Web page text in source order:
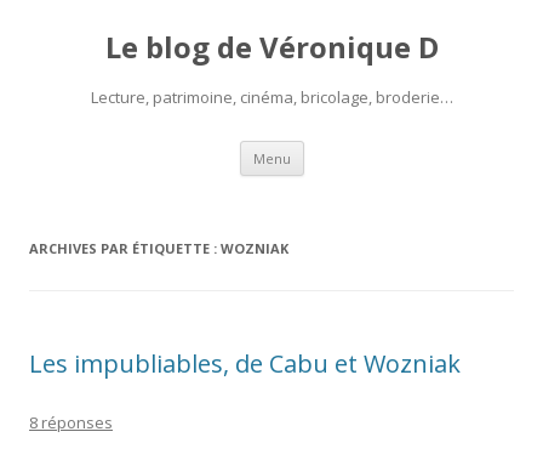
Le blog de Véronique D
Lecture, patrimoine, cinéma, bricolage, broderie…
Menu Aller
contenu
ARCHIVES PAR ÉTIQUETTE : WOZNIAK
Les impubliables, de Cabu et Wozniak
8 réponses